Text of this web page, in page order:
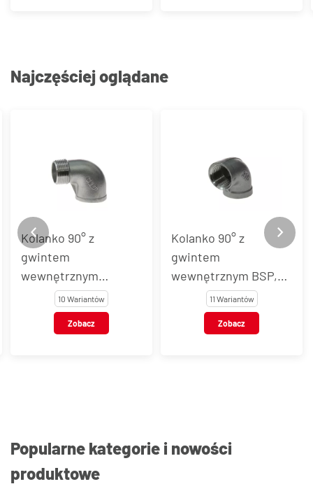
Najczęściej oglądane
Kolanko 90° z
gwintem
wewnętrznym
BSP/zewnętrznym
BSPT, stal
nierdzewna, typ
10 Wariantów
Zobacz
Kolanko 90° z
gwintem
wewnętrznym BSP,
stal nierdzewna, typ
11 Wariantów
Zobacz
Popularne kategorie i nowości
produktowe